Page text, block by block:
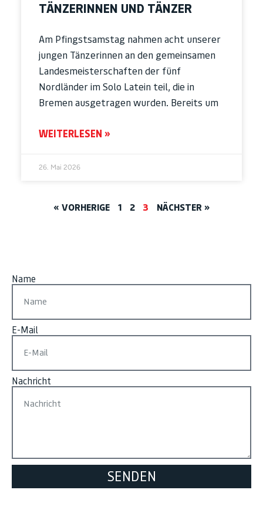
TÄNZERINNEN UND TÄNZER
Am Pfingstsamstag nahmen acht unserer
jungen Tänzerinnen an den gemeinsamen
Landesmeisterschaften der fünf
Nordländer im Solo Latein teil, die in
Bremen ausgetragen wurden. Bereits um
WEITERLESEN »
26. Mai 2026
« VORHERIGE 1 2 3 NÄCHSTER »
Name
E-Mail
Nachricht
SENDEN